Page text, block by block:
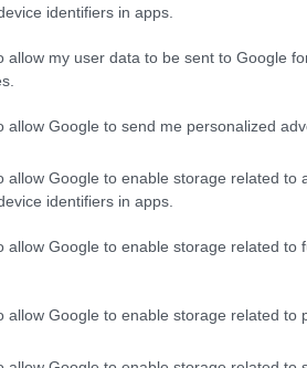
identifiers in apps.
allow my user data to be sent to Google
allow Google to send me personalized
allow Google to enable storage related to
identifiers in apps.
allow Google to enable storage related to
allow Google to enable storage related to
című könyvével, melyet
Shel Kneller (Kneller
címmel a magyar mozikban
1. díját, az
az LA weekly ebben a
hétköznapi. Amellett, hogy
olvasók körében.